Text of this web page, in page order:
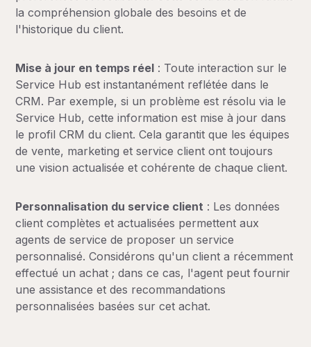
la compréhension globale des besoins et de
l'historique du client.
Mise à jour en temps réel : Toute interaction sur le
Service Hub est instantanément reflétée dans le
CRM. Par exemple, si un problème est résolu via le
Service Hub, cette information est mise à jour dans
le profil CRM du client. Cela garantit que les équipes
de vente, marketing et service client ont toujours
une vision actualisée et cohérente de chaque client.
Personnalisation du service client : Les données
client complètes et actualisées permettent aux
agents de service de proposer un service
personnalisé. Considérons qu'un client a récemment
effectué un achat ; dans ce cas, l'agent peut fournir
une assistance et des recommandations
personnalisées basées sur cet achat.